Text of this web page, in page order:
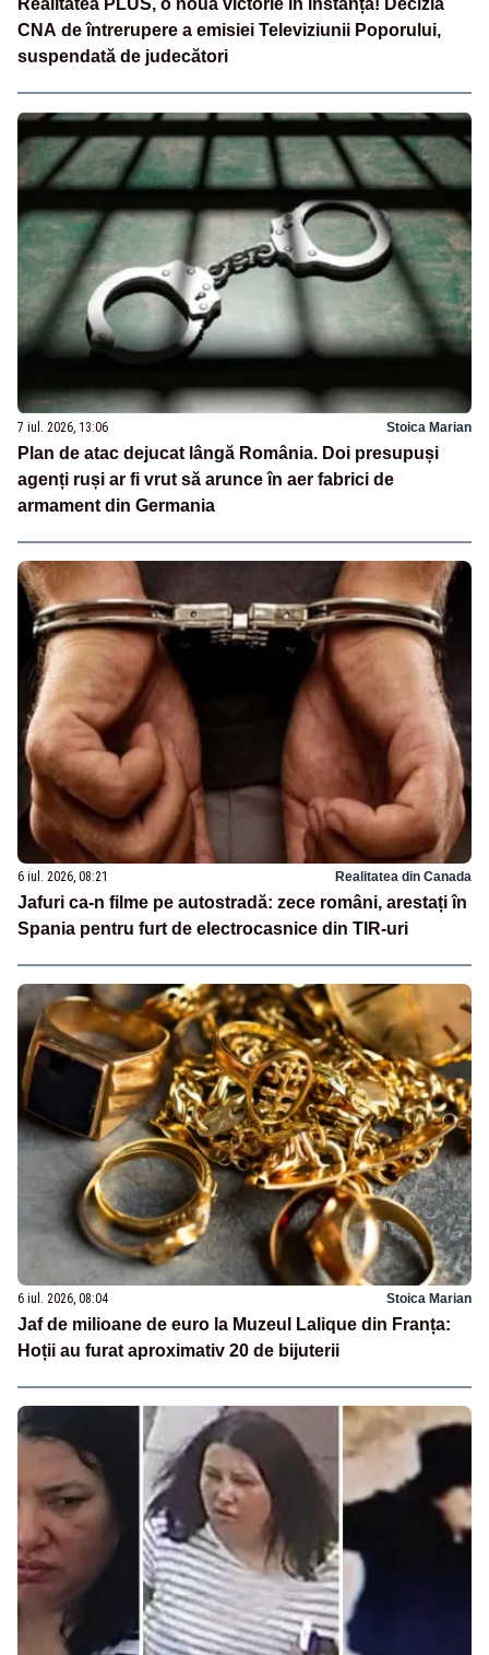
Realitatea PLUS, o nouă victorie în instanță! Decizia
CNA de întrerupere a emisiei Televiziunii Poporului,
suspendată de judecători
7 iul. 2026, 13:06 Stoica Marian
Plan de atac dejucat lângă România. Doi presupuși
agenți ruși ar fi vrut să arunce în aer fabrici de
armament din Germania
6 iul. 2026, 08:21 Realitatea din Canada
Jafuri ca-n filme pe autostradă: zece români, arestați în
Spania pentru furt de electrocasnice din TIR-uri
6 iul. 2026, 08:04 Stoica Marian
Jaf de milioane de euro la Muzeul Lalique din Franța:
Hoții au furat aproximativ 20 de bijuterii